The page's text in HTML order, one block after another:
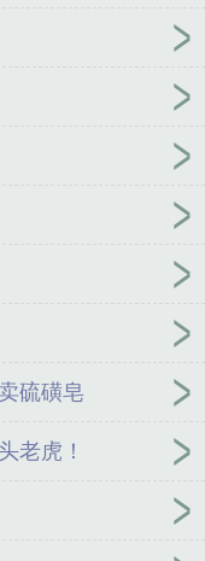
硫磺皂
老虎！